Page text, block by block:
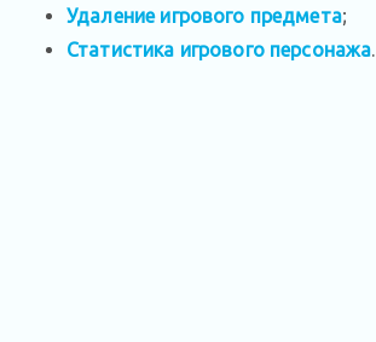
Удаление игрового предмета;
Статистика игрового персонажа.